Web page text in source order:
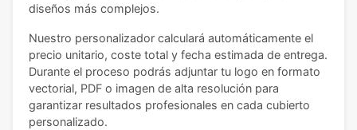
diseños más complejos.
Nuestro personalizador calculará automáticamente el
precio unitario, coste total y fecha estimada de entrega.
Durante el proceso podrás adjuntar tu logo en formato
vectorial, PDF o imagen de alta resolución para
garantizar resultados profesionales en cada cubierto
personalizado.